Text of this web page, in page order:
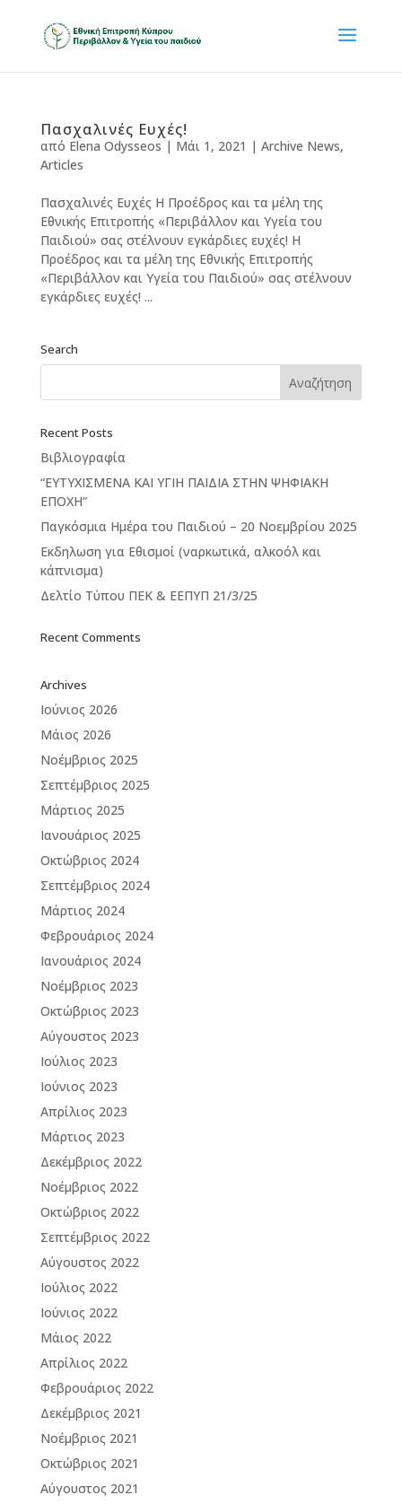
Πασχαλινές Ευχές!
από Elena Odysseos | Μάι 1, 2021 | Archive News,
Articles
Πασχαλινές Ευχές Η Προέδρος και τα μέλη της
Εθνικής Επιτροπής «Περιβάλλον και Υγεία του
Παιδιού» σας στέλνουν εγκάρδιες ευχές! Η
Προέδρος και τα μέλη της Εθνικής Επιτροπής
«Περιβάλλον και Υγεία του Παιδιού» σας στέλνουν
εγκάρδιες ευχές! ...
Search
Recent Posts
Βιβλιογραφία
“ΕΥΤΥΧΙΣΜΕΝΑ ΚΑΙ ΥΓΙΗ ΠΑΙΔΙΑ ΣΤΗΝ ΨΗΦΙΑΚΗ
ΕΠΟΧΗ”
Παγκόσμια Ημέρα του Παιδιού – 20 Νοεμβρίου 2025
Εκδηλωση για Εθισμοί (ναρκωτικά, αλκοόλ και
κάπνισμα)
Δελτίο Τύπου ΠΕΚ & ΕΕΠΥΠ 21/3/25
Recent Comments
Archives
Ιούνιος 2026
Μάιος 2026
Νοέμβριος 2025
Σεπτέμβριος 2025
Μάρτιος 2025
Ιανουάριος 2025
Οκτώβριος 2024
Σεπτέμβριος 2024
Μάρτιος 2024
Φεβρουάριος 2024
Ιανουάριος 2024
Νοέμβριος 2023
Οκτώβριος 2023
Αύγουστος 2023
Ιούλιος 2023
Ιούνιος 2023
Απρίλιος 2023
Μάρτιος 2023
Δεκέμβριος 2022
Νοέμβριος 2022
Οκτώβριος 2022
Σεπτέμβριος 2022
Αύγουστος 2022
Ιούλιος 2022
Ιούνιος 2022
Μάιος 2022
Απρίλιος 2022
Φεβρουάριος 2022
Δεκέμβριος 2021
Νοέμβριος 2021
Οκτώβριος 2021
Αύγουστος 2021